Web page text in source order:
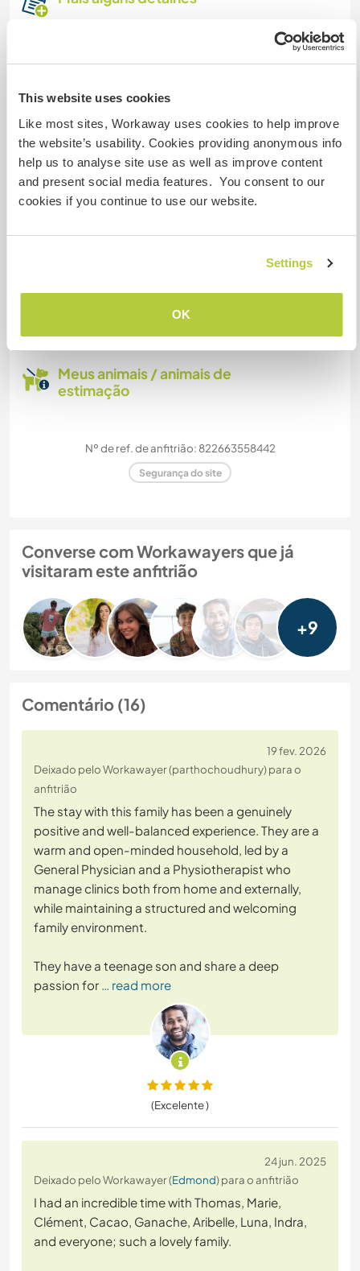
This website uses cookies
Like most sites, Workaway uses cookies to help improve
the website’s usability. Cookies providing anonymous info
help us to analyse site use as well as improve content
and present social media features. You consent to our
cookies if you continue to use our website.
Settings
OK
Temos mascotes
Somos fumantes
Pode hospedar famílias
Meus animais / animais de
estimação
Nº de ref. de anfitrião: 822663558442
Segurança do site
Converse com Workawayers que já
visitaram este anfitrião
+9
Comentário (16)
19 fev. 2026
Deixado pelo Workawayer (parthochoudhury) para o
anfitrião
The stay with this family has been a genuinely
positive and well-balanced experience. They are a
warm and open-minded household, led by a
General Physician and a Physiotherapist who
manage clinics both from home and externally,
while maintaining a structured and welcoming
family environment.
They have a teenage son and share a deep
passion for … read more
(Excelente )
24 jun. 2025
Deixado pelo Workawayer (Edmond) para o anfitrião
I had an incredible time with Thomas, Marie,
Clément, Cacao, Ganache, Aribelle, Luna, Indra,
and everyone; such a lovely family.